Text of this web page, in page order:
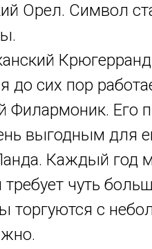
Орел. Символ
до сих пор
Филармоник. Его
выгодным для
Каждый год
требует чуть
торгуются с